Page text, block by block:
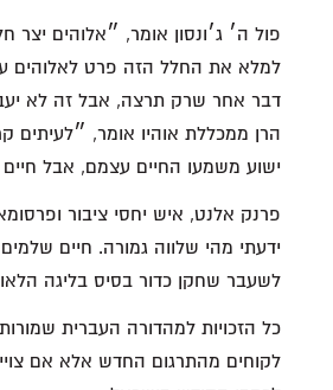
פול ה׳ ג׳ונסון אומר, ״אלוהים יצר
למלא את החלל הזה פרט לאלוהים
דבר אחר שרק תרצה, אבל זה לא
הרן ממכללת אוהיו אומר, ״לעיתים
ישוע משמעו החיים עצמם, אבל
פרנק אלנט, איש יחסי ציבור
ידעתי מהי שלווה גמורה. חיים
לשעבר שחקן כדור בסיס בליגה
כל הזכויות למהדורה העברית
לקוחים מהתרגום החדש אלא אם